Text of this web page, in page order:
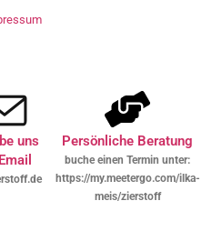
uns
Persönliche Beratung
buche einen Termin unter:
https://my.meetergo.com/ilka-
meis/zierstoff